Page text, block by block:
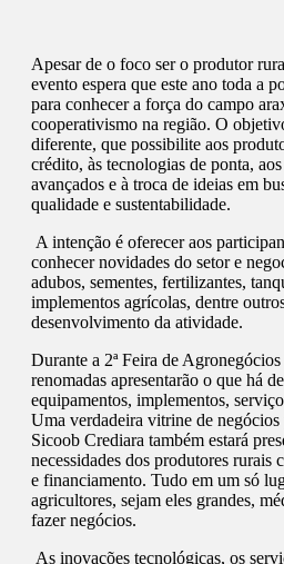
Apesar de o foco ser o produtor
evento espera que este ano toda a
para conhecer a força do campo
cooperativismo na região. O
diferente, que possibilite aos
crédito, às tecnologias de ponta,
avançados e à troca de ideias em
qualidade e sustentabilidade.
A intenção é oferecer aos
conhecer novidades do setor e
adubos, sementes, fertilizantes,
implementos agrícolas, dentre
desenvolvimento da atividade.
Durante a 2ª Feira de
renomadas apresentarão o que há
equipamentos, implementos,
Uma verdadeira vitrine de
Sicoob Crediara também estará
necessidades dos produtores rurais
e financiamento. Tudo em um só
agricultores, sejam eles grandes,
fazer negócios.
As inovações tecnológicas, os